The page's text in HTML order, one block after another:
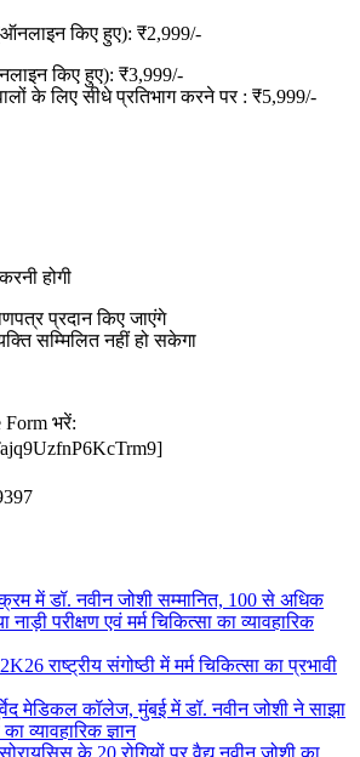
(ऑनलाइन किए हुए): ₹2,999/-
किए हुए): ₹3,999/-
के लिए सीधे प्रतिभाग करने पर : ₹5,999/-
होगी
प्रदान किए जाएंगे
सम्मिलित नहीं हो सकेगा
भरें:
में डॉ. नवीन जोशी सम्मानित, 100 से अधिक
नाड़ी परीक्षण एवं मर्म चिकित्सा का व्यावहारिक
राष्ट्रीय संगोष्ठी में मर्म चिकित्सा का प्रभावी
मेडिकल कॉलेज, मुंबई में डॉ. नवीन जोशी ने साझा
व्यावहारिक ज्ञान
के 20 रोगियों पर वैद्य नवीन जोशी का